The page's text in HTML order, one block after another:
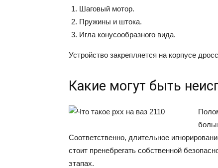
Шаговый мотор.
Пружины и штока.
Игла конусообразного вида.
Устройство закрепляется на корпусе
Какие могут быть
Соответственно, длительное
стоит пренебрегать собственной
этапах.